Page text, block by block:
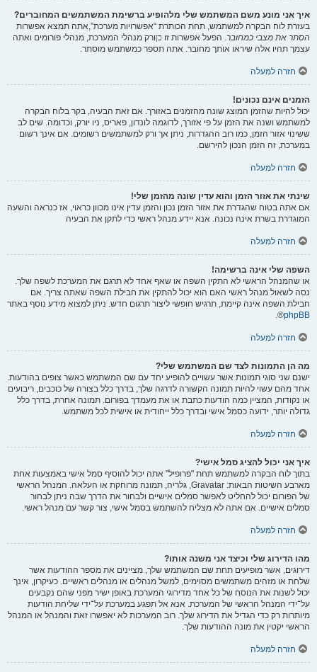
איך אני מונע משם המשתמש שלי מלהופיע ברשימת המשתמשים המחוברים?
בעזרת לוח הבקרה למשתמש, תחת הכותרת “אפשרויות מערכת”,אתה תמצא אפשרות
הסתר את מצבי כמחובר. הפעל אפשרות זו כןורק מנהלי המערכת, מנהלי פורומים ואתה
עצמך תהיו אלה שיראו אותך מחובר. אתה תספר כמשתמש מוסתר.
חזרה למעלה
הזמנים אינם נכונים!
יכול להיות שהזמן המוצג שונה מהזמנים באזורך. אם זאת הבעיה, בקר בלוח הבקרה
למשתמש ושנה את הזמן על פי אזורך, לדוגמה לונדון, פאריס, ניו יורק, וכדומה. שים לב
ששינוי אזור הזמן, כמו רוב ההגדרות, ניתן אך ורק למשתמשים רשומים. אם אינך רשום
במערכת, זה הזמן הנכון להירשם.
חזרה למעלה
שינתי את אזור הזמן והוא עדין שונה מהזמן שלי!
אם אתה בטוח שהגדרת את אזור הזמן נכון והזמן עדין אינו מכוון כראוי, אז כנראה והשעה
המוגדרת בשרת אינה נכונה. אנא יידע מנהל ראשי כדי לתקן את הבעיה
חזרה למעלה
השפה שלי אינה ברשימה!
או שהמנהל הראשי לא התקין השפה או שאף אחד לא תרגם את המערכת לשפה שלך.
נסה לשאול מנהל ראשי האם הוא יכול להתקין את חבילת השפה שאתה צריך. אם
חבילת השפה אינה קיימת, תרגיש חופשי ליצור תרגום חדש. ניתן למצוא מידע נוסף באתר
phpBB
®.
חזרה למעלה
מה הן התמונות לצד שם המשתמש שלי?
ישנם שני סוגי תמונות אשר עשויים להופיע יחד עם שם המשתמש כאשר צופים בהודעות.
אחד מהם עשוי להיות תמונה הקשורה לדרגה שלך, בדרך כלל בצורה של כוכבים, ריבועים
או נקודות, המציין כמה הודעות כתבת או את מעמדך בפורום. תמונה אחרת, בדרך כלל
גדולה יותר, ידועה כסמל אישי ובדרך כלל ייחודית או אישית לכל משתמש.
חזרה למעלה
איך אני יכול להציג סמל אישי?
בתוך לוח הבקרה למשתמש תחת "פרופיל" אתה יכול להוסיף סמל אישי באמצעות אחת
מארבע השיטות הבאות: Gravatar, גלריה, תמונה מרוחקת או העלאה. המנהל הראשי
של הפורום יכול להחליט לאפשר סמלים אישיים ולבחור את הדרך שבה ניתן לבחור
סמלים אישיים. אם אתה לא מצליח להשתמש בסמל אישי, צור קשר עם מנהל ראשי.
חזרה למעלה
מהו הדירוג שלי וכיצד אני משנה אותו?
דירוגים, אשר מופיעים תחת שם המשתמש שלך, מציינים את מספר ההודעות אשר
שלחת או מזהים משתמשים מסוימים, למשל מנהלים או מנהלים ראשיים. כעיקרון, אינך
יכול לשנות את הנוסח של כל אחד מדירוגי המערכת באופן ישיר מפני שהם נקבעים
על־ידי המנהל הראשי של המערכת. אנא אל תפגע במערכת על־ידי שליחת הודעות
מיותרות רק כדי הגדיל את הדירוג שלך. רוב המערכות לא יאפשרו זאת והמנהל או המנהל
הראשי יקטין את מונה ההודעות שלך.
חזרה למעלה